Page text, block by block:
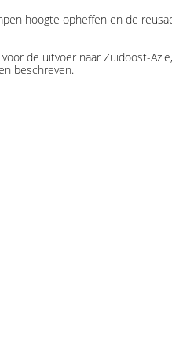
hoogte opheffen en de
de uitvoer naar Zuidoost-
beschreven.